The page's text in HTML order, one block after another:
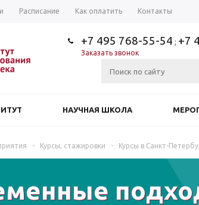
Расписание Как оплатить Контакты
+7 495 768-55-54 ; +7
Заказать звонок
НАУЧНАЯ ШКОЛА
- Курсы, стажировки - Курсы в Санкт-